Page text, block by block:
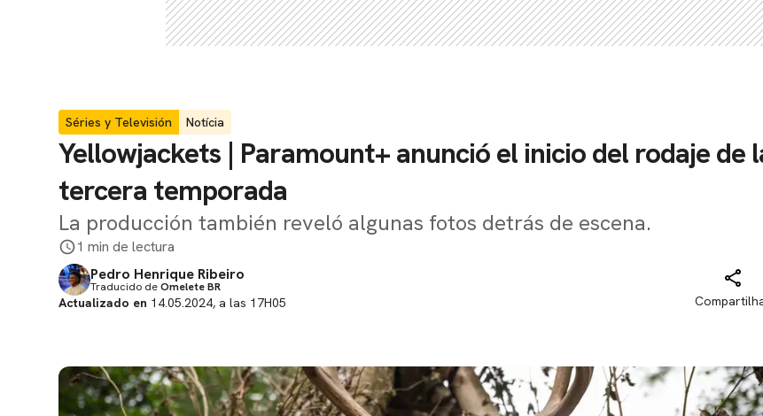
Séries y Televisión Notícia
Yellowjackets | Paramount+ anunció el inicio del rodaje de
tercera temporada
La producción también reveló algunas fotos detrás de escena.
1 min de lectura
Pedro Henrique Ribeiro
Traducido deOmelete BR
Actualizado en 14.05.2024, a las 17H05